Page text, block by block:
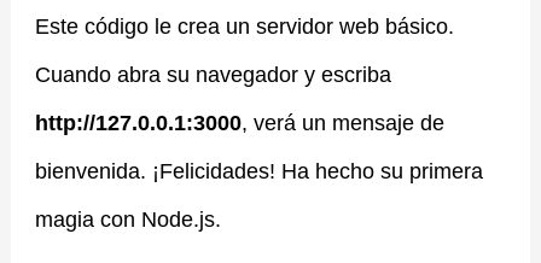
Este código le crea un servidor web básico.
Cuando abra su navegador y escriba
http://127.0.0.1:3000, verá un mensaje de
bienvenida. ¡Felicidades! Ha hecho su primera
magia con Node.js.